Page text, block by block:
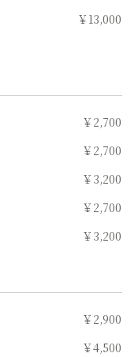
￥13,000
￥2,700
￥2,700
￥3,200
￥2,700
￥3,200
￥2,900
￥4,500